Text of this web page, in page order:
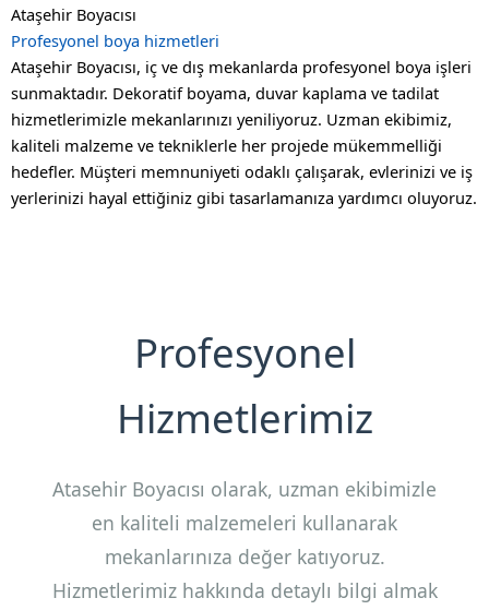
Ataşehir Boyacısı
Profesyonel boya hizmetleri
Ataşehir Boyacısı, iç ve dış mekanlarda profesyonel boya işleri
sunmaktadır. Dekoratif boyama, duvar kaplama ve tadilat
hizmetlerimizle mekanlarınızı yeniliyoruz. Uzman ekibimiz,
kaliteli malzeme ve tekniklerle her projede mükemmelliği
hedefler. Müşteri memnuniyeti odaklı çalışarak, evlerinizi ve iş
yerlerinizi hayal ettiğiniz gibi tasarlamanıza yardımcı oluyoruz.
Profesyonel
Hizmetlerimiz
Atasehir Boyacısı olarak, uzman ekibimizle
en kaliteli malzemeleri kullanarak
mekanlarınıza değer katıyoruz.
Hizmetlerimiz hakkında detaylı bilgi almak